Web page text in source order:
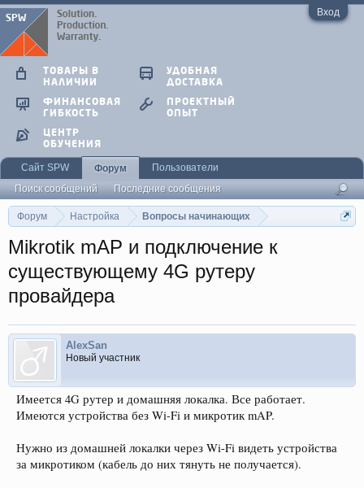
Вход
Форум Настройка Вопросы начинающих
Mikrotik mAP и подключение к
существующему 4G рутеру
провайдера
AlexSan
Новый участник
Имеется 4G рутер и домашняя локалка. Все работает.
Имеются устройства без Wi-Fi и микротик mAP.
Нужно из домашней локалки через Wi-Fi видеть устройства
за микротиком (кабель до них тянуть не получается).
ТОВАРЫ В
НАЛИЧИИ
УДОБНАЯ
ДОСТАВКА
ФИНАНСОВАЯ
ГИБКОСТЬ
ПРОЕКТНЫЙ
ОПЫТ
ЦЕНТР
ОБУЧЕНИЯ
Сайт SPW
Форум
Поиск сообщений
Последние сообщения
Пользователи